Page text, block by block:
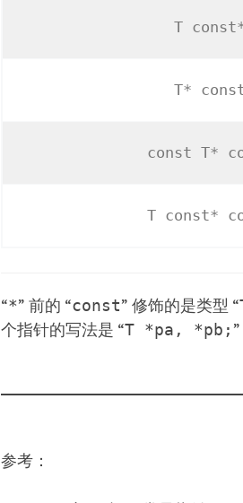
T
T*
const T*
T const*
“*” 前的 “const” 修饰的是类型 “
个指针的写法是 “T *pa, *pb;
参考：